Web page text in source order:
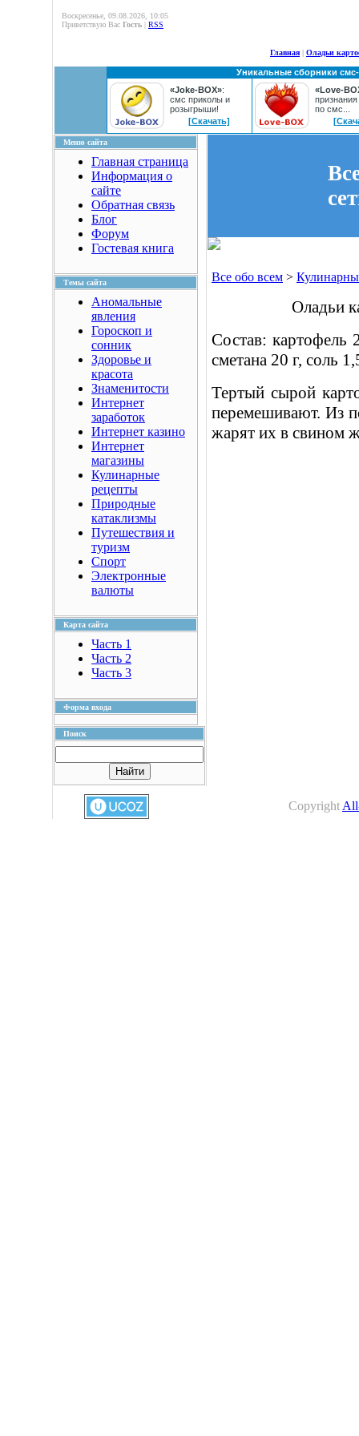
Воскресенье, 09.08.2026, 10:05
Приветствую Вас Гость | RSS
Главная | Оладьи
Уникальные сборники
«Joke-BOX»:
смс приколы и
розыгрыши!
[Скачать]
«Love-
по смс...
Меню сайта
Главная страница
Информация о
сайте
Обратная связь
Блог
Форум
Гостевая книга
Темы сайта
Аномальные
явления
Гороскоп и
сонник
Здоровье и
красота
Знаменитости
Интернет
заработок
Интернет казино
Интернет
магазины
Кулинарные
рецепты
Природные
катаклизмы
Путешествия и
туризм
Спорт
Электронные
валюты
Карта сайта
Часть 1
Часть 2
Часть 3
Форма входа
Поиск
Все обо всем >
Оладьи
Состав: картофель
сметана 20 г, соль
Тертый сырой
перемешивают. Из
жарят их в свином
Copyright